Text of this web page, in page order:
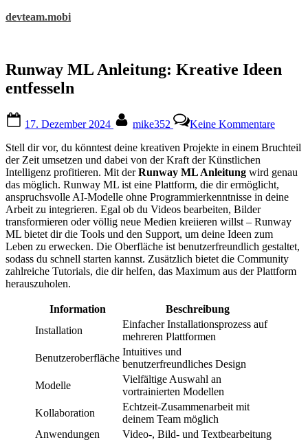
Skip
devteam.mobi
Runway ML Anleitung: Kreative Ideen
entfesseln
on
17. Dezember 2024 mike352 Keine Kommentare
ML
Ideen
Stell dir vor, du könntest deine kreativen Projekte in einem Bruchteil
der Zeit umsetzen und dabei von der Kraft der Künstlichen
Intelligenz profitieren. Mit derRunway ML Anleitung wird genau
das möglich. Runway ML ist eine Plattform, die dir ermöglicht,
anspruchsvolle AI-Modelle ohne Programmierkenntnisse in deine
Arbeit zu integrieren. Egal ob du Videos bearbeiten, Bilder
transformieren oder völlig neue Medien kreiieren willst – Runway
ML bietet dir die Tools und den Support, um deine Ideen zum
Leben zu erwecken. Die Oberfläche ist benutzerfreundlich gestaltet,
sodass du schnell starten kannst. Zusätzlich bietet die Community
zahlreiche Tutorials, die dir helfen, das Maximum aus der Plattform
herauszuholen.
Information
Beschreibung
Installation
Einfacher Installationsprozess auf
mehreren Plattformen
Benutzeroberfläche
Intuitives und
benutzerfreundliches Design
Modelle
Vielfältige Auswahl an
vortrainierten Modellen
Kollaboration
Echtzeit-Zusammenarbeit mit
deinem Team möglich
Anwendungen
Video-, Bild- und Textbearbeitung